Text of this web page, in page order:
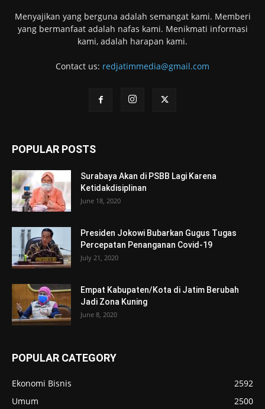
Menyajikan yang berguna adalah semangat kami. Memberi
yang bermanfaat adalah nafas kami. Menikmati informasi
kami, adalah harapan kami.
Contact us: redjatimmedia@gmail.com
POPULAR POSTS
Surabaya Akan di PSBB Lagi Karena
Ketidakdisiplinan
June 18, 2020
Presiden Jokowi Bubarkan Gugus Tugas
Percepatan Penanganan Covid-19
July 21, 2020
Empat Kabupaten/Kota di Jatim Berubah
Jadi Zona Kuning
June 8, 2020
POPULAR CATEGORY
Ekonomi Bisnis
2592
Umum
2500